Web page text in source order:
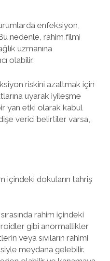
enfeksiyon,
nedenle, rahim filmi
uzmanına
olabilir.
riskini azaltmak için
uyarak iyileşme
yan etki olarak kabul
verici belirtiler varsa,
içindeki dokuların tahriş
rahim içindeki
gibi anormallikler
veya sıvıların rahimi
meydana gelebilir.